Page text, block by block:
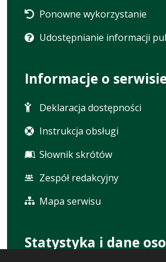
Ponowne wykorzystanie
Udostępnianie informacji
Informacje o
Deklaracja dostępności
Instrukcja obsługi
Słownik skrótów
Zespół redakcyjny
Mapa serwisu
Statystyka i dane